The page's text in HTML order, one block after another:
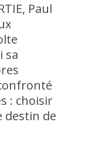
Paul
sa
: choisir
destin de